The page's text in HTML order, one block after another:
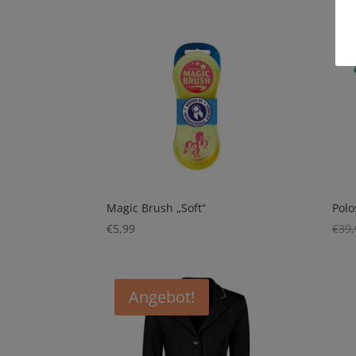
Magic Brush „Soft“
€5,99
€
Angebot!